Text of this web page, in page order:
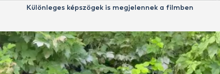
Különleges képszögek is megjelennek a filmben